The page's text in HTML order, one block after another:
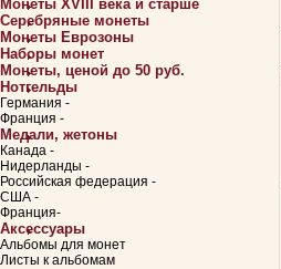
Монеты XVIII века и старше
Серебряные монеты
Монеты Еврозоны
Наборы монет
Монеты, ценой до 50 руб.
Нотгельды
Германия -
Франция -
Медали, жетоны
Канада -
Нидерланды -
Российская федерация -
США -
Франция-
Аксессуары
Альбомы для монет
Листы к альбомам